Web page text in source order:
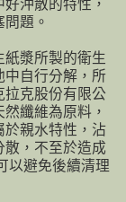
沖散的特性，
題。
紙漿所製的衛生
中自行分解，所
拉克股份有限公
纖維為原料，
於親水特性，沾
散，不至於造成
以避免後續清理